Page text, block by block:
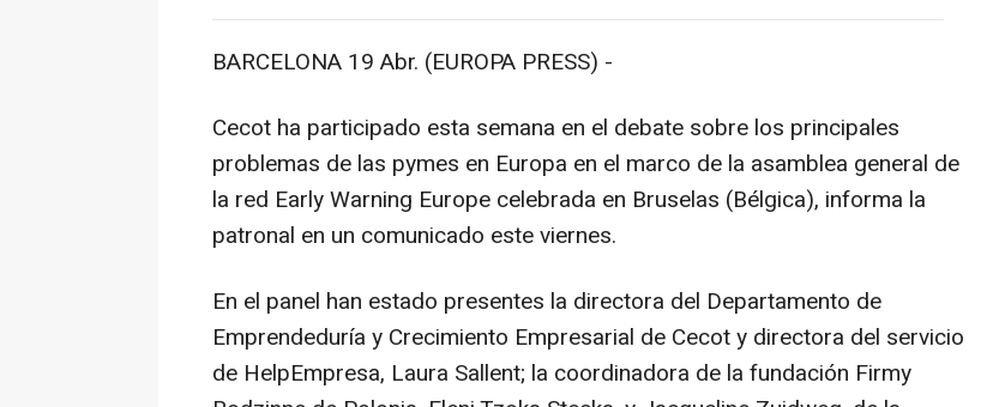
BARCELONA 19 Abr. (EUROPA PRESS) -
Cecot ha participado esta semana en el debate sobre los principales
problemas de las pymes en Europa en el marco de la asamblea general de
la red Early Warning Europe celebrada en Bruselas (Bélgica), informa la
patronal en un comunicado este viernes.
En el panel han estado presentes la directora del Departamento de
Emprendeduría y Crecimiento Empresarial de Cecot y directora del servicio
de HelpEmpresa, Laura Sallent; la coordinadora de la fundación Firmy